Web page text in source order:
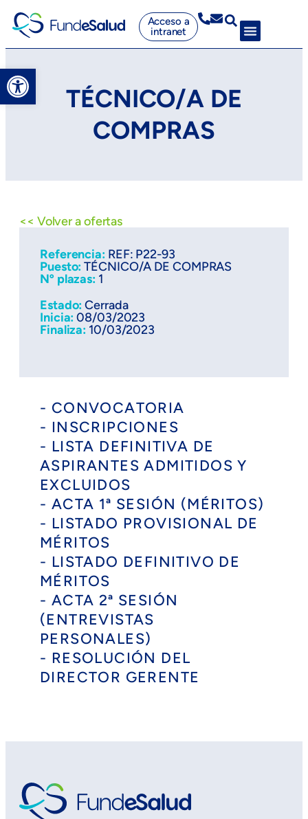
Abrir barra de herramientas
Acceso a
intranet
TÉCNICO/A DE
COMPRAS
<< Volver a ofertas
Referencia: REF: P22-93
Puesto:TÉCNICO/A DE COMPRAS
Nº plazas: 1
Estado:Cerrada
Inicia:08/03/2023
Finaliza: 10/03/2023
- CONVOCATORIA
- INSCRIPCIONES
- LISTA DEFINITIVA DE
ASPIRANTES ADMITIDOS Y
EXCLUIDOS
- ACTA 1ª SESIÓN (MÉRITOS)
- LISTADO PROVISIONAL DE
MÉRITOS
- LISTADO DEFINITIVO DE
MÉRITOS
- ACTA 2ª SESIÓN
(ENTREVISTAS
PERSONALES)
- RESOLUCIÓN DEL
DIRECTOR GERENTE